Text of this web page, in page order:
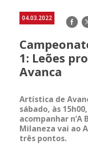
04.03.2022
1: Leões
Avanca
Artística de
sábado, às
acompanhar n’A
Milaneza vai ao
três pontos.